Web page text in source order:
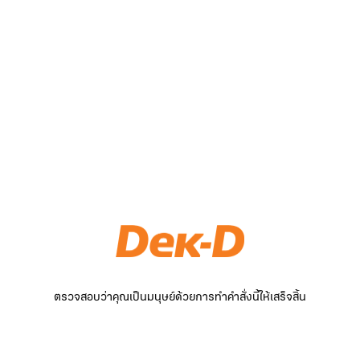
ตรวจสอบว่าคุณเป็นมนุษย์ด้วยการทำคำสั่งนี้ให้เสร็จสิ้น